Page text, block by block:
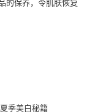
季美白秘籍